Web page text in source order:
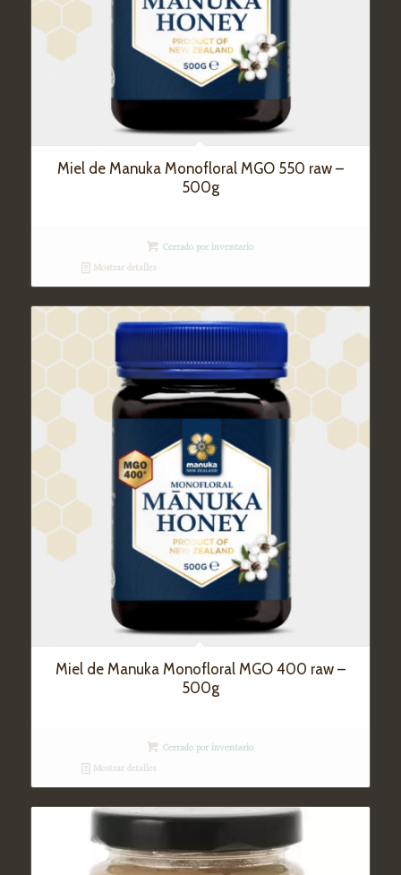
Miel de Manuka Monofloral MGO 550 raw –
500g
Cerrado por inventario
Mostrar detalles
Miel de Manuka Monofloral MGO 400 raw –
500g
Cerrado por inventario
Mostrar detalles